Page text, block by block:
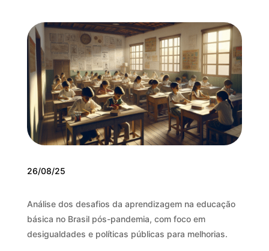
26/08/25
Análise dos desafios da aprendizagem na educação
básica no Brasil pós-pandemia, com foco em
desigualdades e políticas públicas para melhorias.